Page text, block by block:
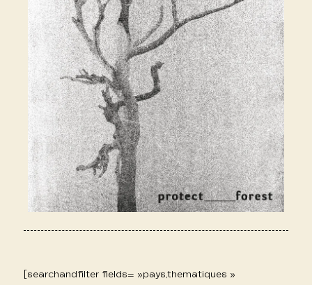
[searchandfilter fields= »pays,thematiques »